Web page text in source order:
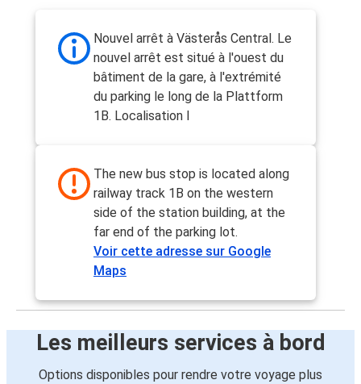
Nouvel arrêt à Västerås Central. Le
nouvel arrêt est situé à l'ouest du
bâtiment de la gare, à l'extrémité
du parking le long de la Plattform
1B. Localisation I
The new bus stop is located along
railway track 1B on the western
side of the station building, at the
far end of the parking lot.
Voir cette adresse sur Google
Maps
Les meilleurs services à bord
Options disponibles pour rendre votre voyage plus